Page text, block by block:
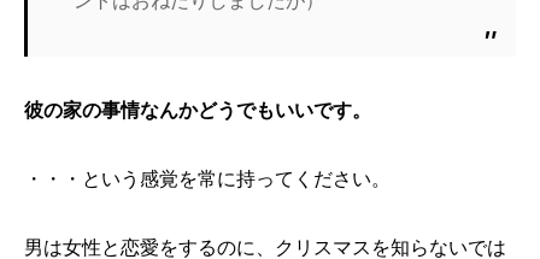
彼の家の事情なんかどうでもいいです。
・・・という感覚を常に持ってください。
男は女性と恋愛をするのに、クリスマスを知らないでは